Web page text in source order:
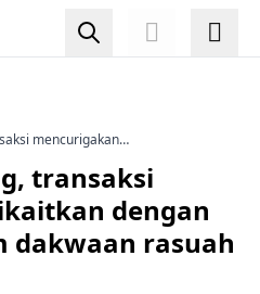
mencurigakan
transaksi
dengan
dakwaan rasuah